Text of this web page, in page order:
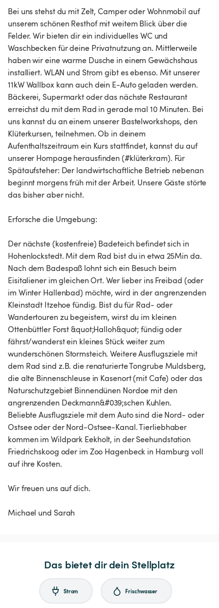
Bei uns stehst du mit Zelt, Camper oder Wohnmobil auf
unserem schönen Resthof mit weitem Blick über die
Felder. Wir bieten dir ein individuelles WC und
Waschbecken für deine Privatnutzung an. Mittlerweile
haben wir eine warme Dusche in einem Gewächshaus
installiert. WLAN und Strom gibt es ebenso. Mit unserer
11kW Wallbox kann auch dein E-Auto geladen werden.
Bäckerei, Supermarkt oder das nächste Restaurant
erreichst du mit dem Rad in gerade mal 10 Minuten. Bei
uns kannst du an einem unserer Bastelworkshops, den
Klüterkursen, teilnehmen. Ob in deinem
Aufenthaltszeitraum ein Kurs stattfindet, kannst du auf
unserer Hompage herausfinden (#klüterkram). Für
Spätaufsteher: Der landwirtschaftliche Betrieb nebenan
beginnt morgens früh mit der Arbeit. Unsere Gäste störte
das bisher aber nicht.
Erforsche die Umgebung:
Der nächste (kostenfreie) Badeteich befindet sich in
Hohenlockstedt. Mit dem Rad bist du in etwa 25Min da.
Nach dem Badespaß lohnt sich ein Besuch beim
Eisitaliener im gleichen Ort. Wer lieber ins Freibad (oder
im Winter Hallenbad) möchte, wird in der angrenzenden
Kleinstadt Itzehoe fündig. Bist du für Rad- oder
Wandertouren zu begeistern, wirst du im kleinen
Ottenbüttler Forst &quot;Halloh&quot; fündig oder
fährst/wanderst ein kleines Stück weiter zum
wunderschönen Stormsteich. Weitere Ausflugsziele mit
dem Rad sind z.B. die renaturierte Tongrube Muldsberg,
die alte Binnenschleuse in Kasenort (mit Cafe) oder das
Naturschutzgebiet Binnendünen Nordoe mit den
angrenzenden Deckmann&#039;schen Kuhlen.
Beliebte Ausflugsziele mit dem Auto sind die Nord- oder
Ostsee oder der Nord-Ostsee-Kanal. Tierliebhaber
kommen im Wildpark Eekholt, in der Seehundstation
Friedrichskoog oder im Zoo Hagenbeck in Hamburg voll
auf ihre Kosten.
Wir freuen uns auf dich.
Michael und Sarah
Das bietet dir dein Stellplatz
Strom Frischwasser